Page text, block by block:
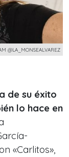
@LA_MONSEALVAREZ
de su éxito
lo hace en
«Carlitos»,